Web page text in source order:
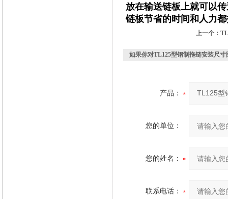
放在输送链板上就可以
链板节省的时间和人力
上一个：
如果你对TL125型钢制拖链安装尺寸
产品：
您的单位：
您的姓名：
联系电话：